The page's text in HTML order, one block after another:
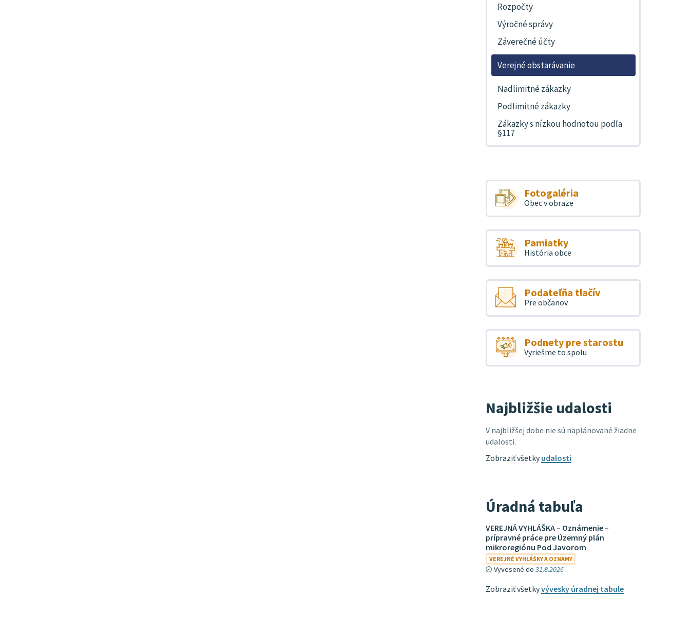
Rozpočty
Výročné správy
Záverečné účty
Verejné obstarávanie
Nadlimitné zákazky
Podlimitné zákazky
Zákazky s nízkou hodnotou podľa
§117
Fotogaléria
Obec v obraze
Pamiatky
História obce
Podateľňa tlačív
Pre občanov
Podnety pre starostu
Vyriešme to spolu
Najbližšie udalosti
V najbližšej dobe nie sú naplánované žiadne
udalosti.
Zobraziť všetkyudalosti
Úradná tabuľa
VEREJNÁ VYHLÁŠKA – Oznámenie –
prípravné práce pre Územný plán
mikroregiónu Pod Javorom
VEREJNÉ VYHLÁŠKY A OZNAMY
Vyvesené do 31.8.2026
Zobraziť všetkyvývesky úradnej tabule